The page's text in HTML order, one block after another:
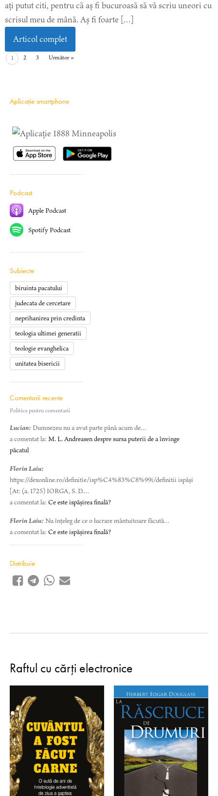
ați putut citi, pentru că aș fi bucuroasă să vă scriu uneori cu
scrisul meu de mână. Aș fi foarte […]
Articol complet
1 2 3 Următor »
Aplicație smartphone
Podcast
Apple Podcast
Spotify Podcast
Subiecte
biruinta pacatului
judecata de cercetare
neprihanirea prin credinta
teologia ultimei generatii
teologie evanghelica
unitatea bisericii
Comentarii recente
Politica pentru comentarii
Lucian: Dumnezeu nu a avut parte până acum de…
a comentat la: M. L. Andreasen despre sursa puterii de a învinge
păcatul
Florin Laiu:
https://dexonline.ro/definitie/isp%C4%83%C8%99i/definitii ispăși
[At: (a. 1725) IORGA, S. D.…
a comentat la: Ce este ispășirea finală?
Florin Laiu: Nu înțeleg de ce o lucrare mântuitoare făcută…
a comentat la: Ce este ispășirea finală?
Distribuie
Raftul cu cărți electronice